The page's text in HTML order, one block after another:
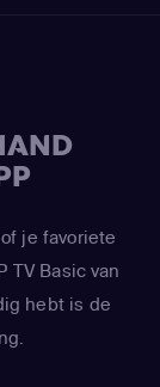
je favoriete
TV Basic van
hebt is de